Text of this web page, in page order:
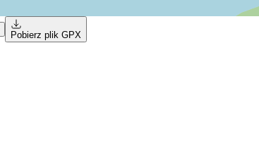
Pobierz plik GPX